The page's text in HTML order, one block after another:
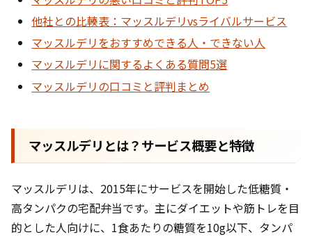
他社との比輳表：マッスルデリvsライバルサービス
マッスルデリをおすすめできる人・できない人
マッスルデリに関するよくある質問5選
マッスルデリの口コミと評判まとめ
マッスルデリとは？サービス概要と特徴
マッスルデリは、2015年にサービスを開始した低糖質・
高タンパクの宅配弁当です。主にダイエットや筋トレを目
的とした人向けに、1食あたりの糖質を10g以下、タンパ